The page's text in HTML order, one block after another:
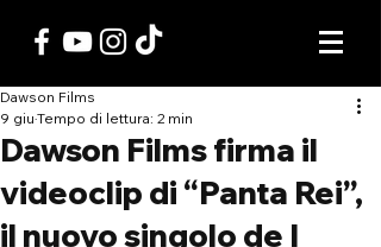
Dawson Films firma il
videoclip di “Panta Rei”,
il nuovo singolo de I
Dawson Films
9 giu Tempo di lettura: 2 min